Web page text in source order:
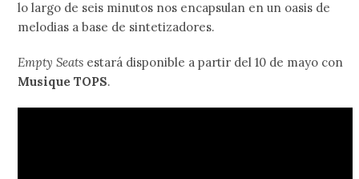
lo largo de seis minutos nos encapsulan en un oasis de
melodias a base de sintetizadores.
Empty Seats estará disponible a partir del 10 de mayo con
Musique TOPS.